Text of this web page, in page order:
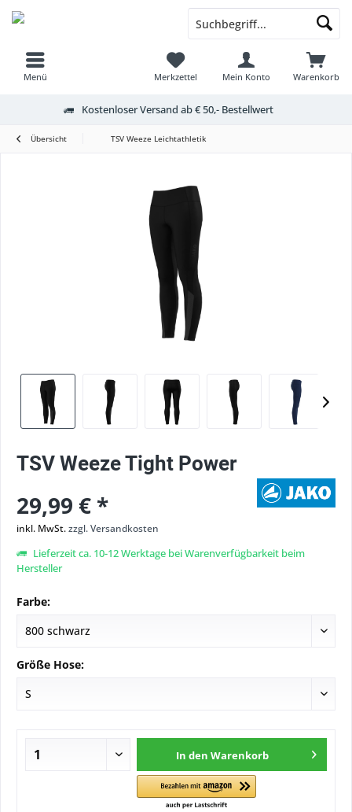
Menü Warenkorb
Merkzettel Mein Konto
Kostenloser Versand ab € 50,- Bestellwert
Übersicht TSV Weeze Leichtathletik
TSV Weeze Tight Power
29,99 € *
inkl. MwSt.zzgl. Versandkosten
Lieferzeit ca. 10-12 Werktage bei Warenverfügbarkeit beim
Hersteller
Farbe:
Größe Hose:
In den Warenkorb